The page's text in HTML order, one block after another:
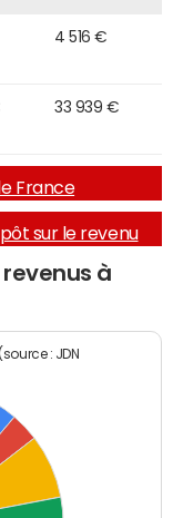
4 516 €
33 939 €
France
sur le revenu
à
: JDN